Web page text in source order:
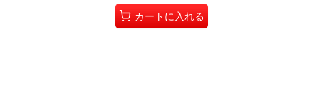
カートに入れる